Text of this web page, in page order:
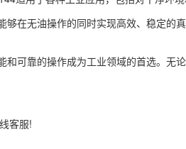
在无油操作的同时实现高效、稳定的
可靠的操作成为工业领域的首选。无
客服!